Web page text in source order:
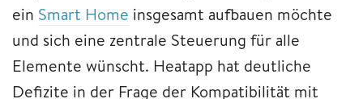
ein Smart Home insgesamt aufbauen möchte
und sich eine zentrale Steuerung für alle
Elemente wünscht. Heatapp hat deutliche
Defizite in der Frage der Kompatibilität mit